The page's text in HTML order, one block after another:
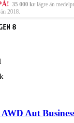
35 000 kr lägre än
2018.
8
Aut